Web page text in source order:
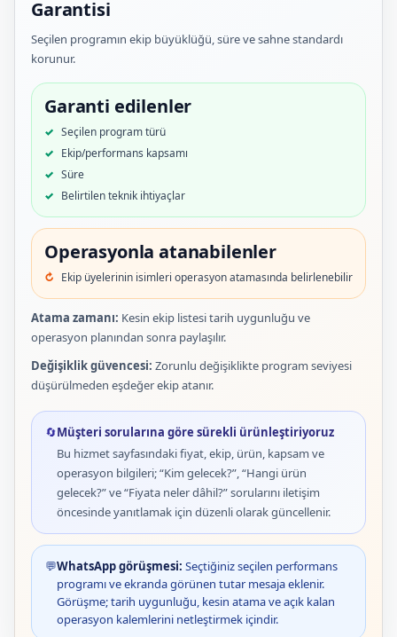
Garantisi
Seçilen programın ekip büyüklüğü, süre ve sahne standardı
korunur.
Garanti edilenler
Seçilen program türü
Ekip/performans kapsamı
Süre
Belirtilen teknik ihtiyaçlar
Operasyonla atanabilenler
Ekip üyelerinin isimleri operasyon atamasında belirlenebilir
Atama zamanı: Kesin ekip listesi tarih uygunluğu ve
operasyon planından sonra paylaşılır.
Değişiklik güvencesi: Zorunlu değişiklikte program seviyesi
düşürülmeden eşdeğer ekip atanır.
🔄Müşteri sorularına göre sürekli ürünleştiriyoruz
Bu hizmet sayfasındaki fiyat, ekip, ürün, kapsam ve
operasyon bilgileri; “Kim gelecek?”, “Hangi ürün
gelecek?” ve “Fiyata neler dâhil?” sorularını iletişim
öncesinde yanıtlamak için düzenli olarak güncellenir.
💬WhatsApp görüşmesi: Seçtiğiniz seçilen performans
programı ve ekranda görünen tutar mesaja eklenir.
Görüşme; tarih uygunluğu, kesin atama ve açık kalan
operasyon kalemlerini netleştirmek içindir.